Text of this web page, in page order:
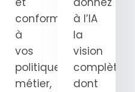
conformes
à
vos
politiques
métier,
à l’IA
la
vision
complète
dont